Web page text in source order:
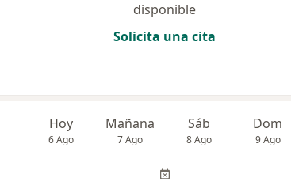
disponible
Solicita una cita
Hoy
6 Ago
Mañana
7 Ago
Sáb
8 Ago
Dom
9 Ago